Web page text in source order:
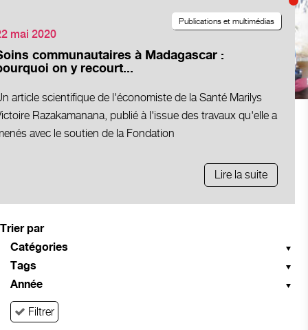
mai 2020
communautaires à Madagascar :
on y recourt...
Publications et multimédias
article scientifique de l'économiste de la Santé Marilys
Razakamanana, publié à l'issue des travaux qu'elle a
avec le soutien de la Fondation
Lire la suite
Trier par
Catégories
Tags
Année
Filtrer